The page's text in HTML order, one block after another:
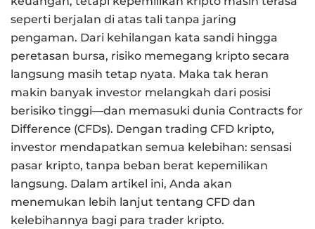
seperti berjalan di atas tali tanpa jaring
pengaman. Dari kehilangan kata sandi hingga
peretasan bursa, risiko memegang kripto secara
langsung masih tetap nyata. Maka tak heran
makin banyak investor melangkah dari posisi
berisiko tinggi—dan memasuki dunia Contracts for
Difference (CFDs). Dengan trading CFD kripto,
investor mendapatkan semua kelebihan: sensasi
pasar kripto, tanpa beban berat kepemilikan
langsung. Dalam artikel ini, Anda akan
menemukan lebih lanjut tentang CFD dan
kelebihannya bagi para trader kripto.